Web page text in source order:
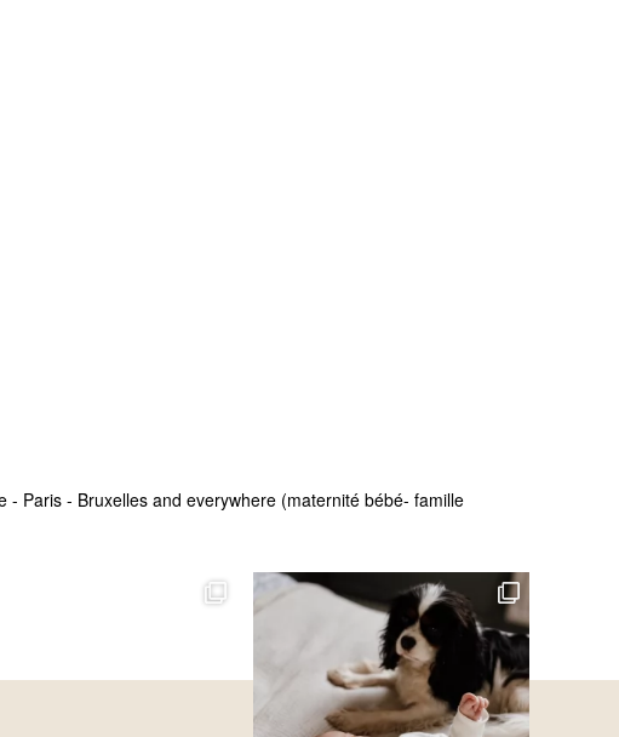
- Paris - Bruxelles and everywhere (maternité bébé- famille